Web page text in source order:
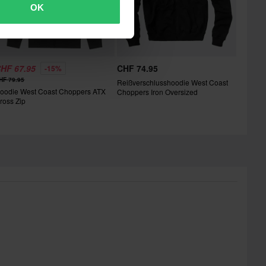
OK
67.95 -15%
79.95
West Coast Choppers ATX
Zip
CHF 74.95
Reißverschlusshoodie West Coast
Choppers Iron Oversized